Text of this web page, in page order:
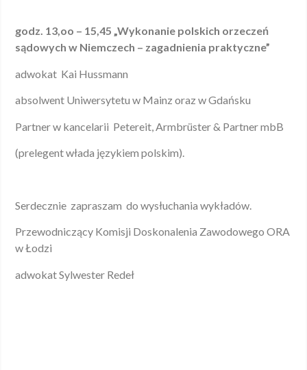
godz. 13,oo – 15,45 „Wykonanie polskich orzeczeń
sądowych w Niemczech – zagadnienia praktyczne”
adwokat Kai Hussmann
absolwent Uniwersytetu w Mainz oraz w Gdańsku
Partner w kancelarii Petereit, Armbrüster & Partner mbB
(prelegent włada językiem polskim).
Serdecznie zapraszam do wysłuchania wykładów.
Przewodniczący Komisji Doskonalenia Zawodowego ORA
w Łodzi
adwokat Sylwester Redeł